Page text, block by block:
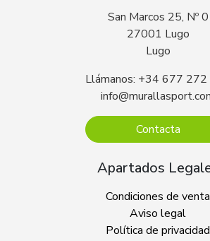
San Marcos 25, Nº 0
27001 Lugo
Lugo
Llámanos: +34 677
Contacta
Apartados
Condiciones de venta
Aviso legal
Política de privacidad